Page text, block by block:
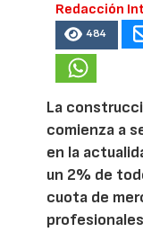
Redacción
484
La
comienza a
en la
un 2% de
cuota de